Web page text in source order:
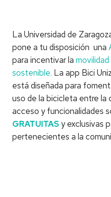
La Universidad de
pone a tu disposición una
para incentivar la movilidad
sostenible. La app Bici
está diseñada para
uso de la bicicleta entre la
acceso y funcionalidades
GRATUITAS y exclusivas
pertenecientes a la